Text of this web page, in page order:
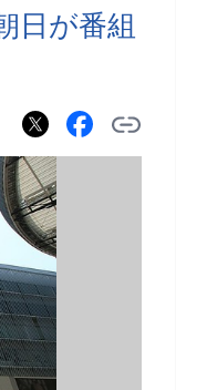
日が番組